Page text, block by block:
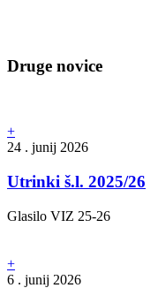
Druge novice
+
24 . junij 2026
Utrinki š.l. 2025/26
Glasilo VIZ 25-26
+
6 . junij 2026